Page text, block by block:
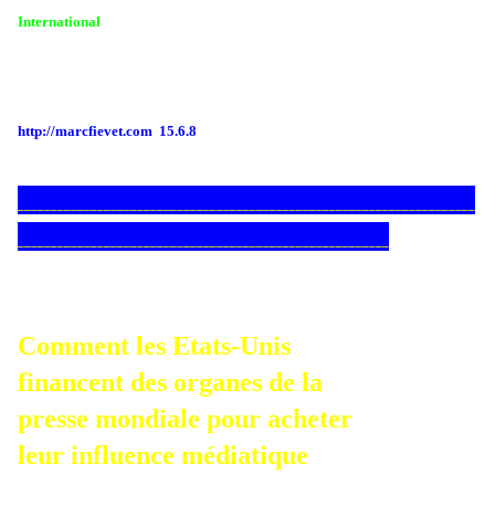
International
http://marcfievet.com 15.6.8
Comment les Etats-Unis
financent des organes de la
presse mondiale pour acheter
leur influence médiatique